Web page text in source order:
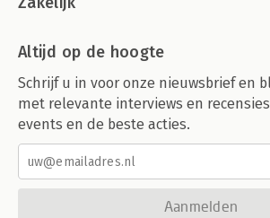
Altijd op de hoogte
Schrijf u in voor onze nieuwsbrief en
met relevante interviews en
events en de beste acties.
Aanmelden